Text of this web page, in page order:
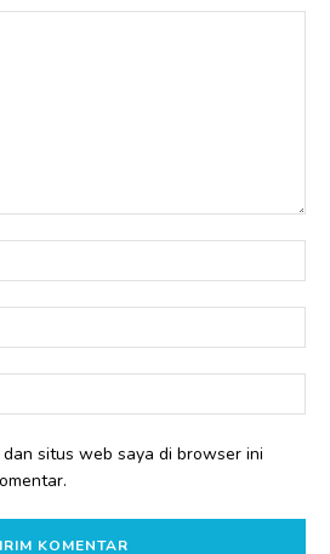
dan situs web saya di browser ini